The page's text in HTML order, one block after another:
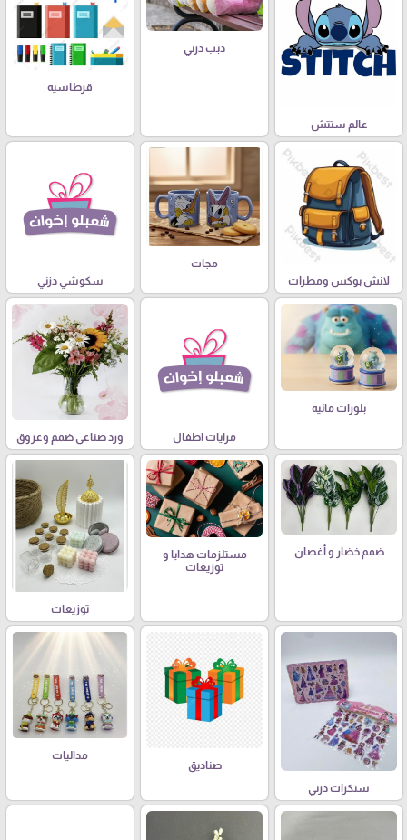
عالم ستتش
دبب دزني
قرطاسيه
لانش بوكس ومطرات
مجات
سكوشي دزني
بلورات مائيه
مرايات اطفال ورد صناعي ضمم وعروق
ضمم خضار و أغصان
مستلزمات هدايا و
توزيعات
توزيعات
ستكرات دزني
صناديق
مداليات